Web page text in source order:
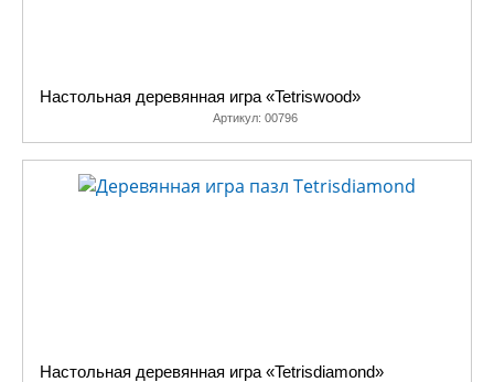
Настольная деревянная игра «Tetriswood»
Артикул: 00796
Настольная деревянная игра «Tetrisdiamond»